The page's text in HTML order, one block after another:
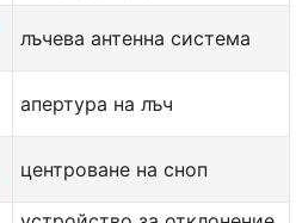
лъчева антенна система
апертура на лъч
центроване на сноп